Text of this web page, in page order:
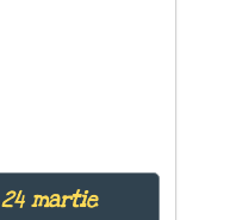
24 martie